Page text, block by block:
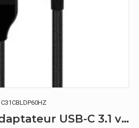
C31CBLDP60HZ
i-tec Câble adaptateur USB-C 3.1 vers DisplayPort